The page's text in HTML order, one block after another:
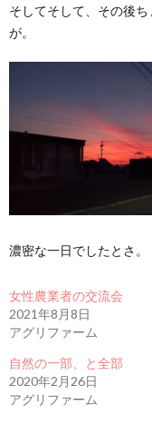
そしてそして、その後
が。
濃密な一日でしたとさ。
女性農業者の交流会
2021年8月8日
アグリファーム
自然の一部、と全部
2020年2月26日
アグリファーム